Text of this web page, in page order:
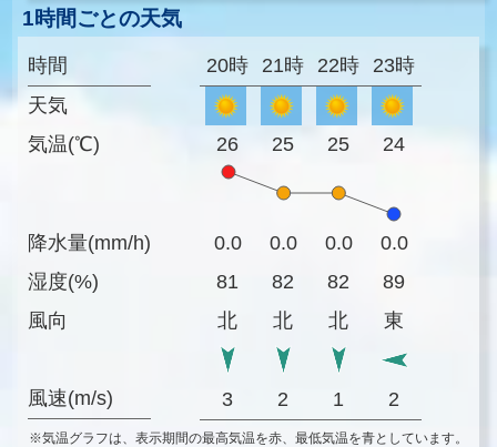
1時間ごとの天気
時間
天気
気温(℃)
降水量(mm/h)
湿度(%)
風向
風速(m/s)
20時 21時 22時 23時
26 25 25 24
0.0 0.0 0.0
0.0
81
82 82
89
北
北 北 東
3 2 1 2
※気温グラフは、表示期間の最高気温を赤、最低気温を青としています。